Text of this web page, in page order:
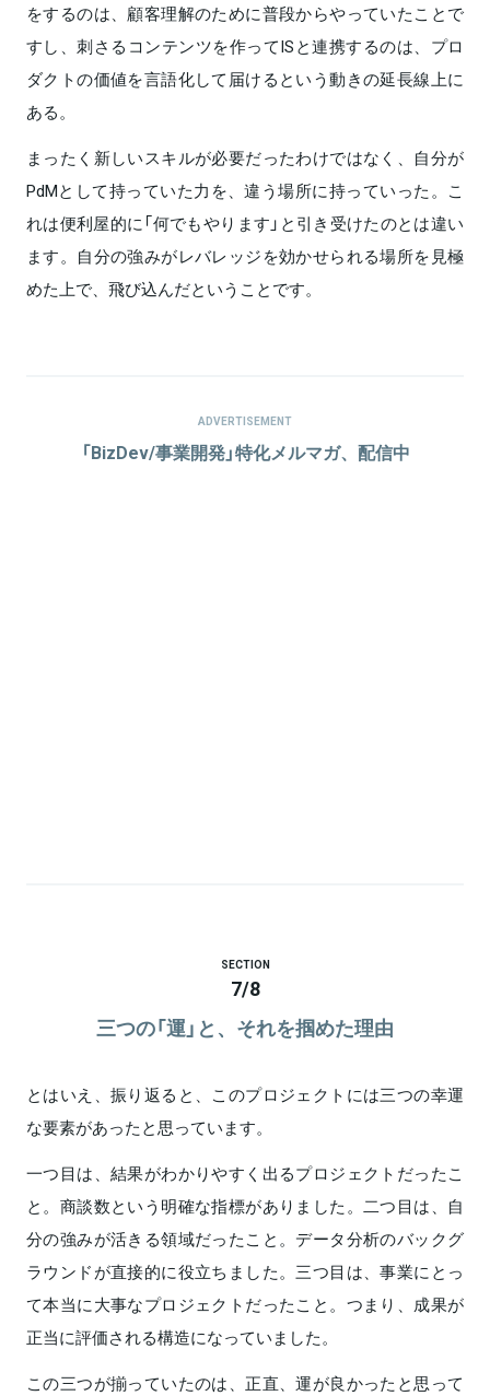
をするのは、顧客理解のために普段からやっていたことで
すし、刺さるコンテンツを作ってISと連携するのは、プロ
ダクトの価値を言語化して届けるという動きの延長線上に
ある。
まったく新しいスキルが必要だったわけではなく、自分が
PdMとして持っていた力を、違う場所に持っていった。こ
れは便利屋的に「何でもやります」と引き受けたのとは違い
ます。自分の強みがレバレッジを効かせられる場所を見極
めた上で、飛び込んだということです。
ADVERTISEMENT
「BizDev/事業開発」特化メルマガ、配信中
SECTION
7/8
三つの「運」と、それを掴めた理由
とはいえ、振り返ると、このプロジェクトには三つの幸運
な要素があったと思っています。
一つ目は、結果がわかりやすく出るプロジェクトだったこ
と。商談数という明確な指標がありました。二つ目は、自
分の強みが活きる領域だったこと。データ分析のバックグ
ラウンドが直接的に役立ちました。三つ目は、事業にとっ
て本当に大事なプロジェクトだったこと。つまり、成果が
正当に評価される構造になっていました。
この三つが揃っていたのは、正直、運が良かったと思って